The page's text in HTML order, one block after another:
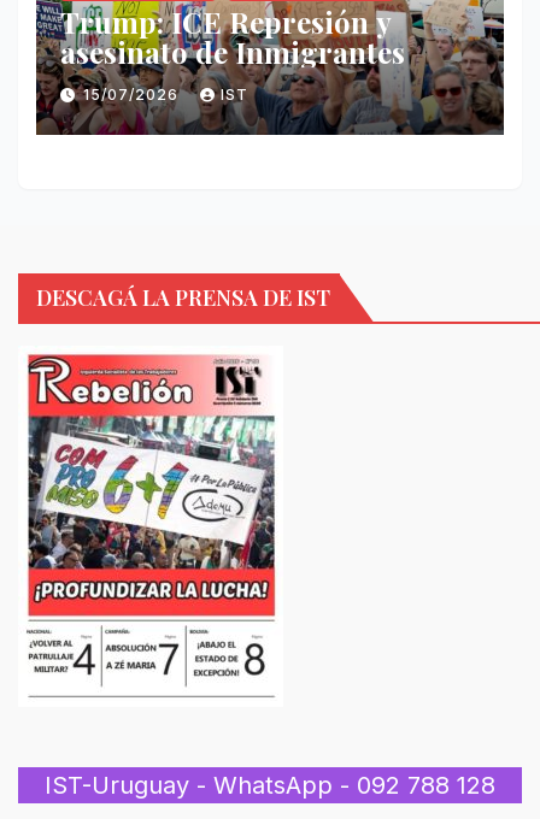
Trump: ICE Represión y
asesinato de Inmigrantes
15/07/2026 IST
DESCAGÁ LA PRENSA DE IST
IST-Uruguay - WhatsApp - 092 788 128